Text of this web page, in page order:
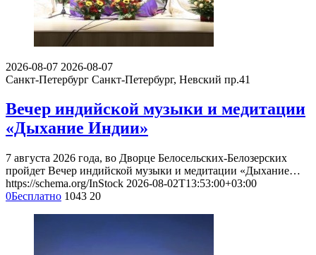
2026-08-07 2026-08-07
Санкт-Петербург Санкт-Петербург, Невский пр.41
Вечер индийской музыки и медитации
«Дыхание Индии»
7 августа 2026 года, во Дворце Белосельских-Белозерских
пройдет Вечер индийской музыки и медитации «Дыхание…
https://schema.org/InStock 2026-08-02T13:53:00+03:00
0Бесплатно 1043 20